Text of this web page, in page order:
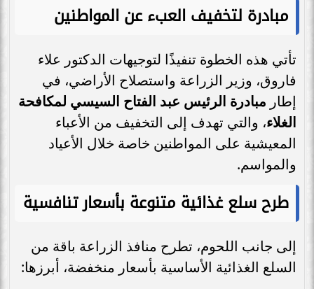
مبادرة لتخفيف العبء عن المواطنين
تأتي هذه الخطوة تنفيذًا لتوجيهات الدكتور علاء
فاروق، وزير الزراعة واستصلاح الأراضي، في
إطار مبادرة الرئيس عبد الفتاح السيسي لمكافحة
الغلاء، والتي تهدف إلى التخفيف من الأعباء
المعيشية على المواطنين خاصة خلال الأعياد
والمواسم.
طرح سلع غذائية متنوعة بأسعار تنافسية
إلى جانب اللحوم، تطرح منافذ الزراعة باقة من
السلع الغذائية الأساسية بأسعار منخفضة، أبرزها: